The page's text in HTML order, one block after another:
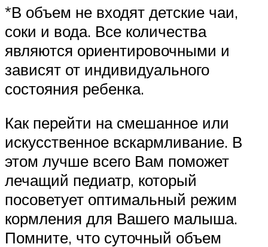
*В объем не входят детские чаи,
соки и вода. Все количества
являются ориентировочными и
зависят от индивидуального
состояния ребенка.
Как перейти на смешанное или
искусственное вскармливание. В
этом лучше всего Вам поможет
лечащий педиатр, который
посоветует оптимальный режим
кормления для Вашего малыша.
Помните, что суточный объем